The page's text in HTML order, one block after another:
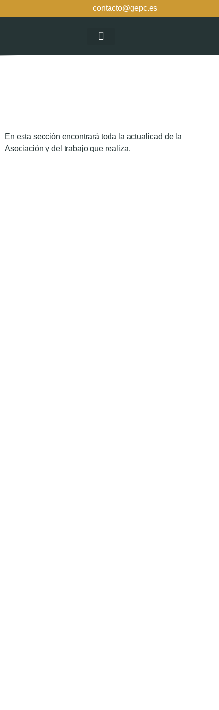
contacto@gepc.es
En esta sección encontrará toda la actualidad de la
Asociación y del trabajo que realiza.